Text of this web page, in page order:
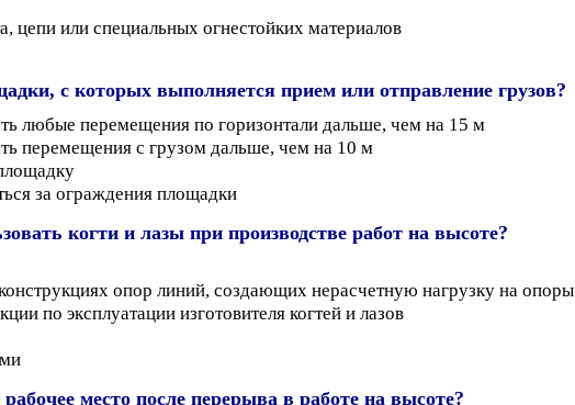
цепи или специальных огнестойких материалов
с которых выполняется прием или отправление грузов?
любые перемещения по горизонтали дальше, чем на 15 м
перемещения с грузом дальше, чем на 10 м
за ограждения площадки
когти и лазы при производстве работ на высоте?
опор линий, создающих нерасчетную нагрузку на опоры
по эксплуатации изготовителя когтей и лазов
место после перерыва в работе на высоте?